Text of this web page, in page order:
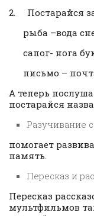
2. Постарайся
рыба –вода
сапог- нога
письмо –
А теперь
постарайся
Разучивание
помогает
память.
Пересказ и
Пересказ
мультфильмов